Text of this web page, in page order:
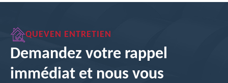
QUEVEN ENTRETIEN
Demandez votre rappel
immédiat et nous vous